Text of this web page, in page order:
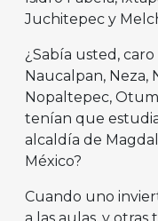
Juchitepec y
¿Sabía usted,
Naucalpan, Neza,
Nopaltepec,
tenían que
alcaldía de
México?
Cuando uno